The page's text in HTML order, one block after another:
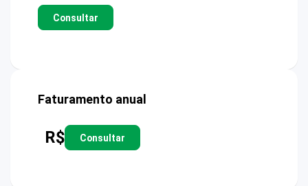
Consultar
Faturamento anual
R$ Consultar